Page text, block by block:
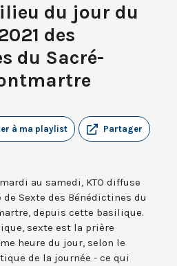
du jour du
des
du Sacré-
Partager
à ma playlist
au samedi, KTO diffuse
de Sexte des Bénédictines du
depuis cette basilique.
sexte est la prière
heure du jour, selon le
de la journée - ce qui